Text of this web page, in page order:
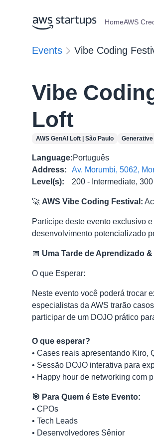
HomeAWS
Events Vibe Coding
Vibe
Loft
AWS GenAI Loft | São Paulo Generative
Language:Português
Address:
Av. Morumbi, 5062,
Level(s): 200 - Intermediate,
🚀 AWS Vibe Coding Festival:
Participe deste evento exclusivo
desenvolvimento potencializado
📅 Uma Tarde de Aprendizado
O que Esperar:
Neste evento você poderá trocar
especialistas da AWS trarão
participar de um DOJO prático
O que esperar?
• Cases reais apresentando Kiro,
• Sessão DOJO interativa para
• Happy hour de networking com
🎯 Para Quem é Este Evento:
• CPOs
• Tech Leads
• Desenvolvedores Sênior